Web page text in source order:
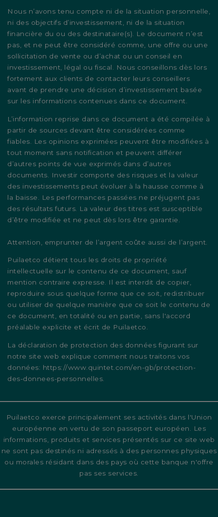
Nous n’avons tenu compte ni de la situation personnelle,
ni des objectifs d’investissement, ni de la situation
financière du ou des destinataire(s). Le document n’est
pas, et ne peut être considéré comme, une offre ou une
sollicitation de vente ou d’achat ou un conseil en
investissement, légal ou fiscal. Nous conseillons dès lors
fortement aux clients de contacter leurs conseillers
avant de prendre une décision d’investissement basée
sur les informations contenues dans ce document.
L’information reprise dans ce document a été compilée à
partir de sources devant être considérées comme
fiables. Les opinions exprimées peuvent être modifiées à
tout moment sans notification et peuvent différer
d’autres points de vue exprimés dans d’autres
documents. Investir comporte des risques et la valeur
des investissements peut évoluer à la hausse comme à
la baisse. Les performances passées ne préjugent pas
des résultats futurs. La valeur des titres est susceptible
d’être modifiée et ne peut dès lors être garantie.
Attention, emprunter de l’argent coûte aussi de l’argent.
Puilaetco détient tous les droits de propriété
intellectuelle sur le contenu de ce document, sauf
mention contraire expresse. Il est interdit de copier,
reproduire sous quelque forme que ce soit, redistribuer
ou utiliser de quelque manière que ce soit le contenu de
ce document, en totalité ou en partie, sans l'accord
préalable explicite et écrit de Puilaetco.
La déclaration de protection des données figurant sur
notre site web explique comment nous traitons vos
données: https://www.quintet.com/en-gb/protection-
des-donnees-personnelles
Puilaetco exerce principalement ses activités dans l'Union
européenne en vertu de son passeport européen. Les
informations, produits et services présentés sur ce site web
ne sont pas destinés ni adressés à des personnes physiques
ou morales résidant dans des pays où cette banque n'offre
pas ses services.